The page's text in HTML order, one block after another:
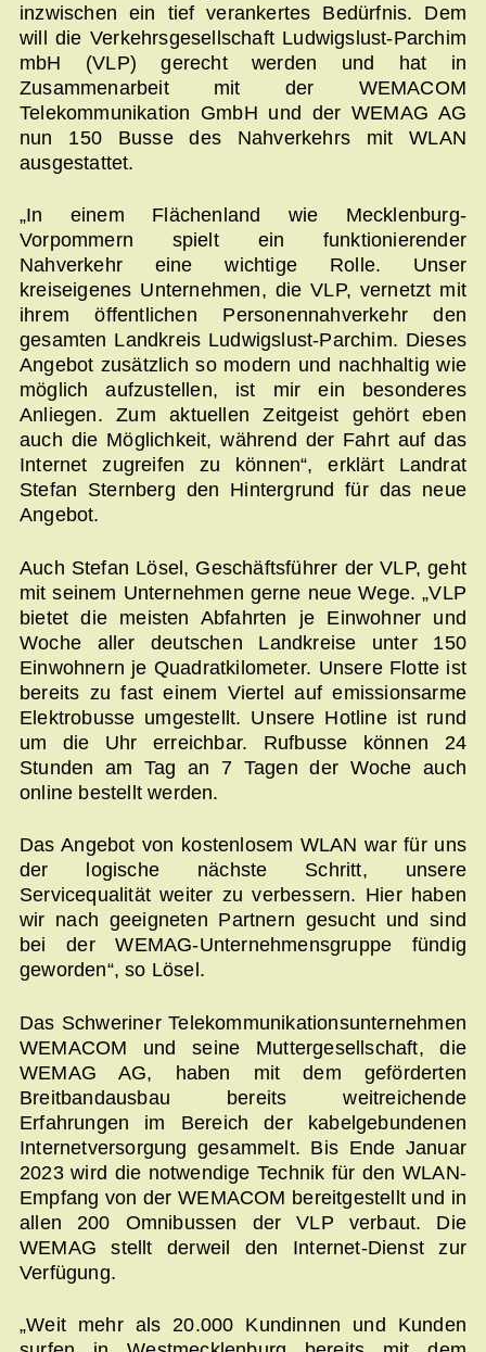
inzwischen ein tief verankertes Bedürfnis. Dem
will die Verkehrsgesellschaft Ludwigslust-Parchim
mbH (VLP) gerecht werden und hat in
Zusammenarbeit mit der WEMACOM
Telekommunikation GmbH und der WEMAG AG
nun 150 Busse des Nahverkehrs mit WLAN
ausgestattet.
„In einem Flächenland wie Mecklenburg-
Vorpommern spielt ein funktionierender
Nahverkehr eine wichtige Rolle. Unser
kreiseigenes Unternehmen, die VLP, vernetzt mit
ihrem öffentlichen Personennahverkehr den
gesamten Landkreis Ludwigslust-Parchim. Dieses
Angebot zusätzlich so modern und nachhaltig wie
möglich aufzustellen, ist mir ein besonderes
Anliegen. Zum aktuellen Zeitgeist gehört eben
auch die Möglichkeit, während der Fahrt auf das
Internet zugreifen zu können“, erklärt Landrat
Stefan Sternberg den Hintergrund für das neue
Angebot.
Auch Stefan Lösel, Geschäftsführer der VLP, geht
mit seinem Unternehmen gerne neue Wege. „VLP
bietet die meisten Abfahrten je Einwohner und
Woche aller deutschen Landkreise unter 150
Einwohnern je Quadratkilometer. Unsere Flotte ist
bereits zu fast einem Viertel auf emissionsarme
Elektrobusse umgestellt. Unsere Hotline ist rund
um die Uhr erreichbar. Rufbusse können 24
Stunden am Tag an 7 Tagen der Woche auch
online bestellt werden.
Das Angebot von kostenlosem WLAN war für uns
der logische nächste Schritt, unsere
Servicequalität weiter zu verbessern. Hier haben
wir nach geeigneten Partnern gesucht und sind
bei der WEMAG-Unternehmensgruppe fündig
geworden“, so Lösel.
Das Schweriner Telekommunikationsunternehmen
WEMACOM und seine Muttergesellschaft, die
WEMAG AG, haben mit dem geförderten
Breitbandausbau bereits weitreichende
Erfahrungen im Bereich der kabelgebundenen
Internetversorgung gesammelt. Bis Ende Januar
2023 wird die notwendige Technik für den WLAN-
Empfang von der WEMACOM bereitgestellt und in
allen 200 Omnibussen der VLP verbaut. Die
WEMAG stellt derweil den Internet-Dienst zur
Verfügung.
„Weit mehr als 20.000 Kundinnen und Kunden